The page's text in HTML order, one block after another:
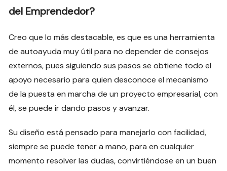
del Emprendedor?
Creo que lo más destacable, es que es una herramienta
de autoayuda muy útil para no depender de consejos
externos, pues siguiendo sus pasos se obtiene todo el
apoyo necesario para quien desconoce el mecanismo
de la puesta en marcha de un proyecto empresarial, con
él, se puede ir dando pasos y avanzar.
Su diseño está pensado para manejarlo con facilidad,
siempre se puede tener a mano, para en cualquier
momento resolver las dudas, convirtiéndose en un buen